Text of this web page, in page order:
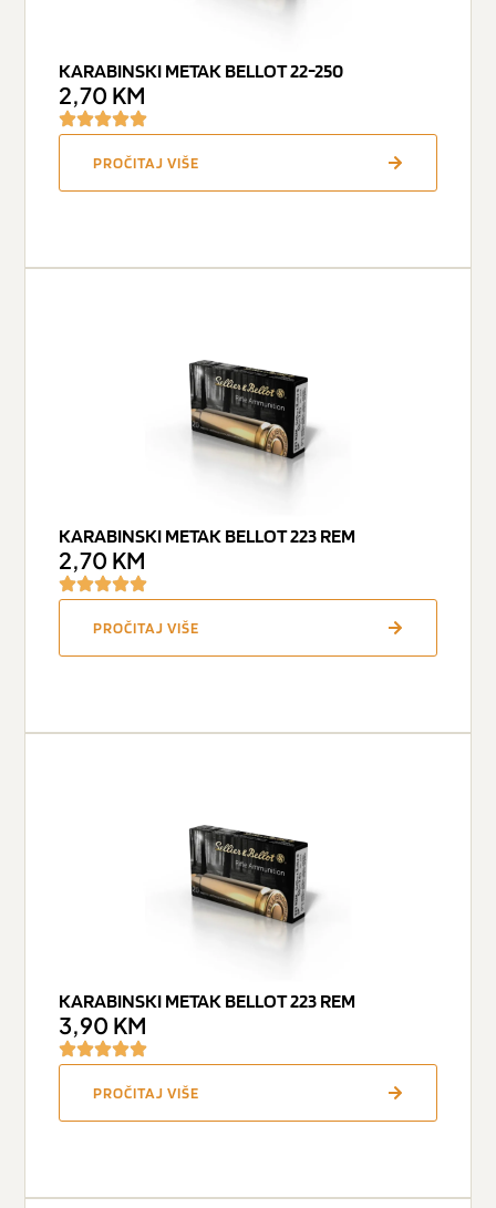
KARABINSKI METAK BELLOT 22-250
2,70 KM
PROČITAJ VIŠE
KARABINSKI METAK BELLOT 223 REM
2,70 KM
PROČITAJ VIŠE
KARABINSKI METAK BELLOT 223 REM
3,90 KM
PROČITAJ VIŠE